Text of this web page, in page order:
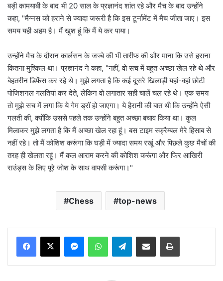
बड़ी कामयाबी के बाद भी 20 साल के प्रज्ञानंद शांत रहे और मैच के बाद उन्होंने
कहा, "मैग्नस को हराने से ज्यादा जरूरी है कि इस टूर्नामेंट में मैच जीता जाए। इस
समय यही अहम है। मैं खुश हूं कि मैं ये कर पाया।
उन्होंने मैच के दौरान कार्लसन के जज्बे की भी तारीफ की और माना कि उसे हराना
कितना मुश्किल था। प्रज्ञानंद ने कहा, "नहीं, वो सच में बहुत अच्छा खेल रहे थे और
बेहतरीन डिफेंस कर रहे थे। मुझे लगता है कि कई दूसरे खिलाड़ी यहां-वहां छोटी
पोजिशनल गलतियां कर देते, लेकिन वो लगातार सही चालें चल रहे थे। एक समय
तो मुझे सच में लगा कि ये गेम ड्रॉ हो जाएगा। ये हैरानी की बात थी कि उन्होंने ऐसी
गलती की, क्योंकि उससे पहले तक उन्होंने बहुत अच्छा बचाव किया था। कुल
मिलाकर मुझे लगता है कि मैं अच्छा खेल रहा हूं। बस टाइम स्क्रैम्बल मेरे हिसाब से
नहीं रहे। तो मैं कोशिश करूंगा कि घड़ी में ज्यादा समय रखूं और पिछले कुछ मैचों की
तरह ही खेलता रहूं। मैं कल आराम करने की कोशिश करूंगा और फिर आखिरी
राउंड्स के लिए पूरे जोश के साथ वापसी करूंगा।"
Chess top-news
MessengerWhatsAppTelegramShare via Email Print